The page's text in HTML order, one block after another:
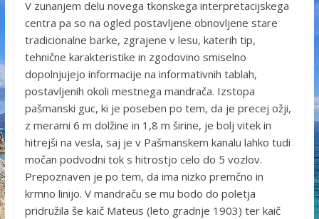
V zunanjem delu novega tkonskega interpretacijskega
centra pa so na ogled postavljene obnovljene stare
tradicionalne barke, zgrajene v lesu, katerih tip,
tehnične karakteristike in zgodovino smiselno
dopolnjujejo informacije na informativnih tablah,
postavljenih okoli mestnega mandrača. Izstopa
pašmanski guc, ki je poseben po tem, da je precej ožji,
z merami 6 m dolžine in 1,8 m širine, je bolj vitek in
hitrejši na vesla, saj je v Pašmanskem kanalu lahko tudi
močan podvodni tok s hitrostjo celo do 5 vozlov.
Prepoznaven je po tem, da ima nizko premčno in
krmno linijo. V mandraču se mu bodo do poletja
pridružila še kaič Mateus (leto gradnje 1903) ter kaič